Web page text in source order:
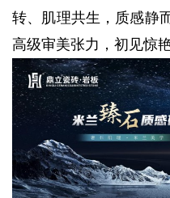
转、肌理共生，质感静
高级审美张力，初见惊